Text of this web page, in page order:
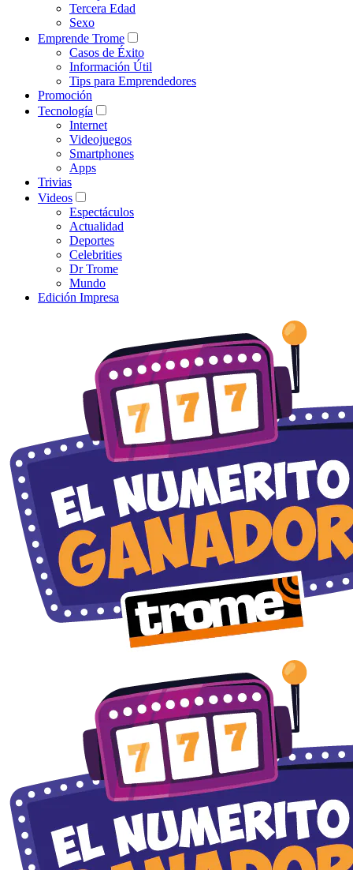
Tercera Edad
Sexo
Emprende Trome
Casos de Éxito
Información Útil
Tips para Emprendedores
Promoción
Tecnología
Internet
Videojuegos
Smartphones
Apps
Trivias
Videos
Espectáculos
Actualidad
Deportes
Celebrities
Dr Trome
Mundo
Edición Impresa